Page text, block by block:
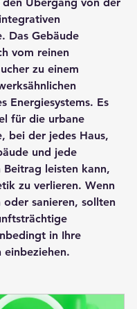
Das Gebäude
vom reinen
zu einem
Energiesystems. Es
für die urbane
bei der jedes Haus,
und jede
Beitrag leisten kann,
zu verlieren. Wenn
oder sanieren, sollten
in Ihre
einbeziehen.